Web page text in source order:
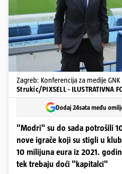
Zagreb: Konferencija za medije GNK
Strukic/PIXSELL - ILUSTRATIVNA
Dodaj 24sata među
"Modri" su do sada potrošili
nove igrače koji su stigli u
10 milijuna eura iz 2021.
tek trebaju doći "kapitalci"